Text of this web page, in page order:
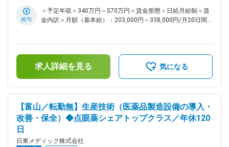
備の更新・導入 古くなった設備の入れ替えや、新しい設備の
導入にも携わります。 ・各種確認作業 医薬品を安全に製造す
認や復旧対応を行います。 ※夜間や休日の呼び出しはほとんど
なく、発生する場合も年1～2回程度です。 ■扱う設備につい
て： 製造機械そのものではなく、工場全体を支える設備を担
当します。 例）電気設備、空調設備、水を供給する設備、蒸
ト： 現在は7名のチームで業務を行っています。 20代からベ
テラン社員まで幅広い年代が活躍しており、未経験の方にも一
から丁寧にお教えします。実際の設備を見ながら少しずつ知識
やスキルを身につけられる環境です。 ■働き方： ・現場作業7
程度） ・休日出勤は年3～4回程度 ※休日出勤時は代休取得ま
給与
＜予定年収＞340万円～570万円＜賃金形態＞日給月給制＜賃
金内訳＞月額（基本給）：203,000円～338,000円/月20日間
金はあくまでも目安の金額であり、選考を通じて上下する可能
性があります。月給(月額)は固定手当を含めた表記です。
求人詳細を見る 気になる
【富山／転勤無】生産技術（医薬品製造設備の導入・
改善・保全）◆点眼薬シェアトップクラス／年休120
日
日東メディック株式会社